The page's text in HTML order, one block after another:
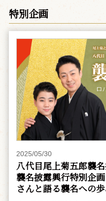
特別企画
2025/05/30
八代目尾上菊五郎襲
襲名披露興行特別企
さんと語る襲名への